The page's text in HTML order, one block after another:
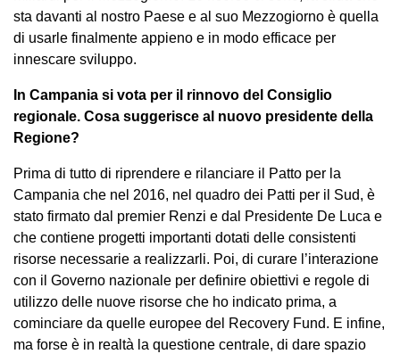
sta davanti al nostro Paese e al suo Mezzogiorno è quella
di usarle finalmente appieno e in modo efficace per
innescare sviluppo.
In Campania si vota per il rinnovo del Consiglio
regionale. Cosa suggerisce al nuovo presidente della
Regione?
Prima di tutto di riprendere e rilanciare il Patto per la
Campania che nel 2016, nel quadro dei Patti per il Sud, è
stato firmato dal premier Renzi e dal Presidente De Luca e
che contiene progetti importanti dotati delle consistenti
risorse necessarie a realizzarli. Poi, di curare l’interazione
con il Governo nazionale per definire obiettivi e regole di
utilizzo delle nuove risorse che ho indicato prima, a
cominciare da quelle europee del Recovery Fund. E infine,
ma forse è in realtà la questione centrale, di dare spazio